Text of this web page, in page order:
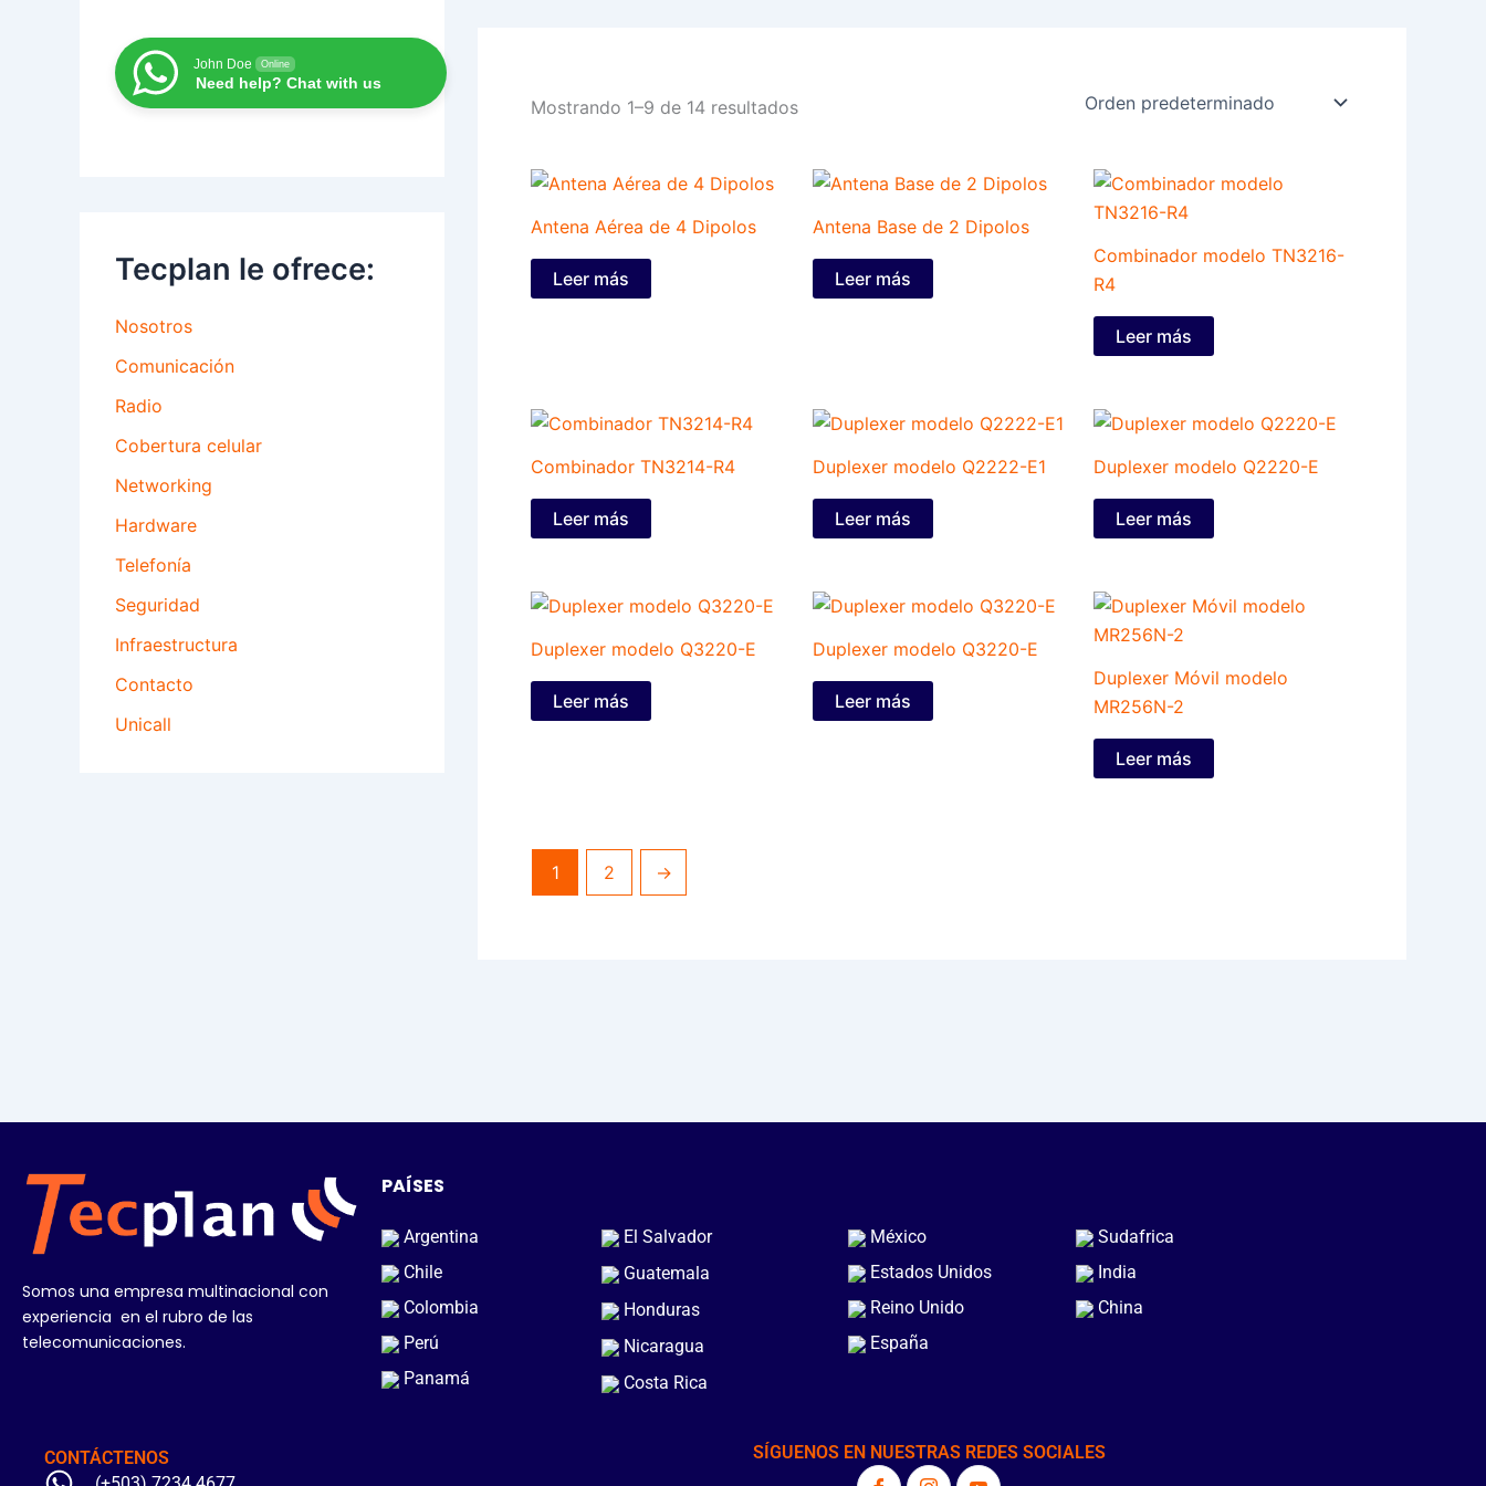
John Doe Online
Need help? Chat with us
Tecplan le ofrece:
Nosotros
Comunicación
Radio
Cobertura celular
Networking
Hardware
Telefonía
Seguridad
Infraestructura
Contacto
Unicall
Mostrando 1–9 de 14 resultados
Antena Aérea de 4 Dipolos
Leer más
Antena Base de 2 Dipolos
Leer más
Combinador modelo TN3216-
R4
Leer más
Combinador TN3214-R4
Leer más
Duplexer modelo Q2222-E1
Leer más
Duplexer modelo Q2220-E
Leer más
Duplexer modelo Q3220-E
Leer más
Duplexer modelo Q3220-E
Leer más
Duplexer Móvil modelo
MR256N-2
Leer más
1 2 →
Somos una empresa multinacional con
experiencia en el rubro de las
telecomunicaciones.
PAÍSES
Argentina
Chile
Colombia
Perú
Panamá
El Salvador
Guatemala
Honduras
Nicaragua
Costa Rica
México
Estados Unidos
Reino Unido
España
Sudafrica
India
China
CONTÁCTENOS
SÍGUENOS EN NUESTRAS REDES SOCIALES